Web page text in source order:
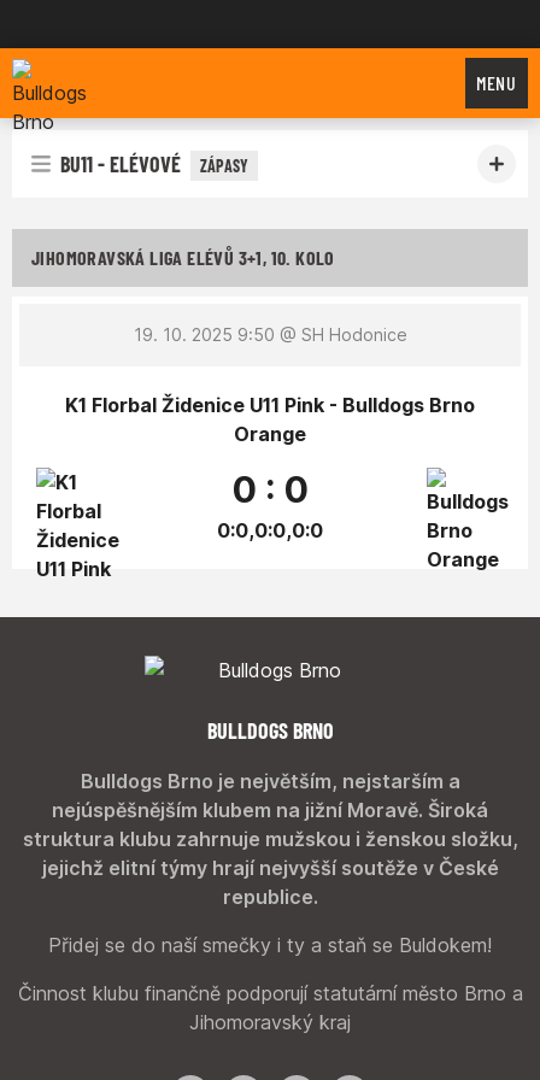
Bulldogs Brno
MENU
BU11 - ELÉVOVÉ ZÁPASY
JIHOMORAVSKÁ LIGA ELÉVŮ 3+1, 10. KOLO
19. 10. 2025 9:50 @ SH Hodonice
K1 Florbal Židenice U11 Pink - Bulldogs Brno
Orange
0 : 0
0:0,0:0,0:0
BULLDOGS BRNO
Bulldogs Brno je největším, nejstarším a
nejúspěšnějším klubem na jižní Moravě. Široká
struktura klubu zahrnuje mužskou i ženskou složku,
jejichž elitní týmy hrají nejvyšší soutěže v České
republice.
Přidej se do naší smečky i ty a staň se Buldokem!
Činnost klubu finančně podporují statutární město Brno a
Jihomoravský kraj